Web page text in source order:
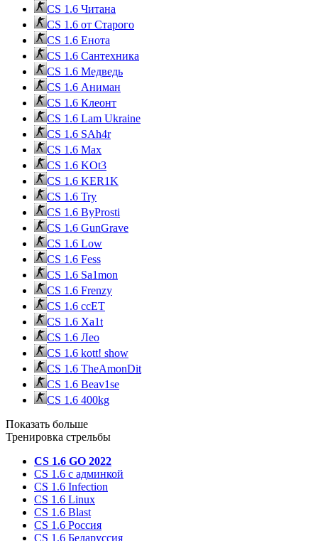
CS 1.6 Читана
CS 1.6 от Cтарого
CS 1.6 Енота
CS 1.6 Сантехника
CS 1.6 Медведь
CS 1.6 Аниман
CS 1.6 Клеонт
CS 1.6 Lam Ukraine
CS 1.6 SAh4r
CS 1.6 Max
CS 1.6 KOt3
CS 1.6 KER1K
CS 1.6 Try
CS 1.6 ByProsti
CS 1.6 GunGrave
CS 1.6 Low
CS 1.6 Fess
CS 1.6 Sa1mon
CS 1.6 Frenzy
CS 1.6 ccET
CS 1.6 Xa1t
CS 1.6 Лео
CS 1.6 kott! show
CS 1.6 TheAmonDit
CS 1.6 Beav1se
CS 1.6 400kg
Показать больше
Тренировка стрельбы
CS 1.6 GO 2022
CS 1.6 с админкой
CS 1.6 Infection
CS 1.6 Linux
CS 1.6 Blast
CS 1.6 Россия
CS 1.6 Беларуссия